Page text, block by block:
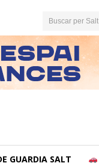
Buscar per Salt
GUARDIA SALT